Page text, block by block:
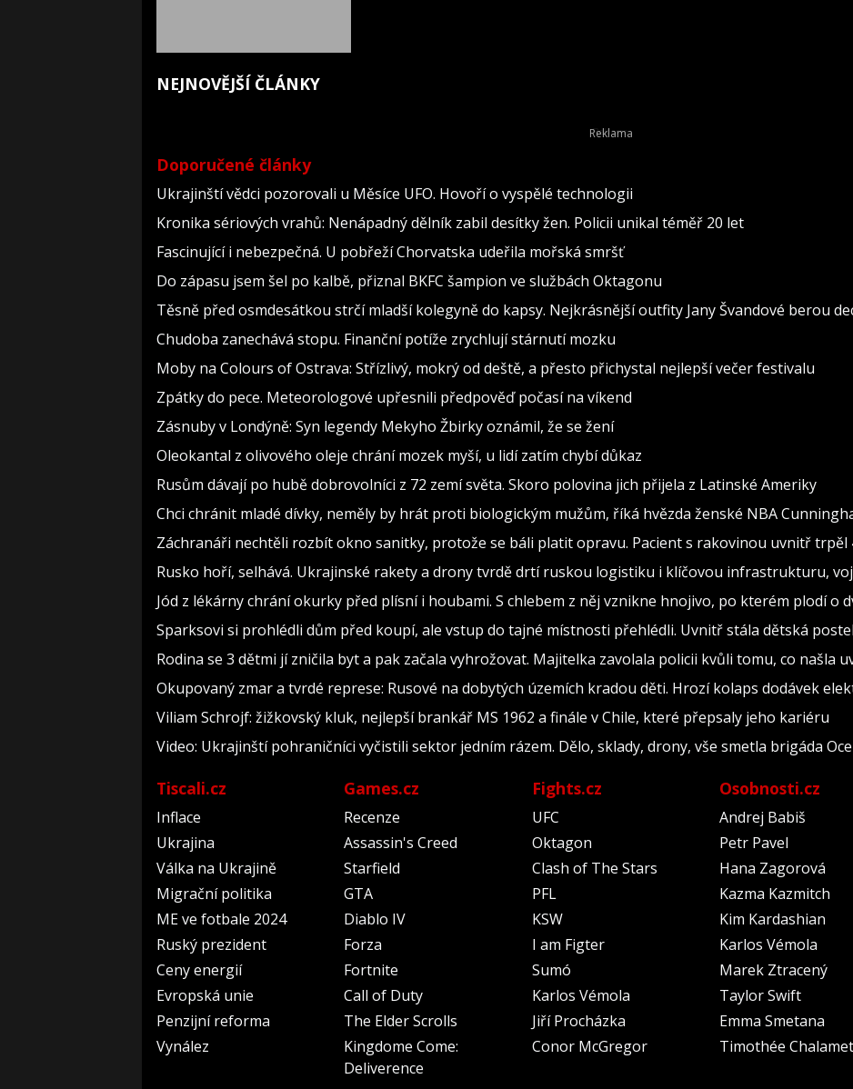
NEJNOVĚJŠÍ ČLÁNKY
Doporučené články
Ukrajinští vědci pozorovali u Měsíce UFO. Hovoří o vyspělé technologii
Kronika sériových vrahů: Nenápadný dělník zabil desítky žen. Policii unikal téměř 20 let
Fascinující i nebezpečná. U pobřeží Chorvatska udeřila mořská smršť
Do zápasu jsem šel po kalbě, přiznal BKFC šampion ve službách Oktagonu
Těsně před osmdesátkou strčí mladší kolegyně do kapsy. Nejkrásnější outfity Jany Švandové berou
Chudoba zanechává stopu. Finanční potíže zrychlují stárnutí mozku
Moby na Colours of Ostrava: Střízlivý, mokrý od deště, a přesto přichystal nejlepší večer festivalu
Zpátky do pece. Meteorologové upřesnili předpověď počasí na víkend
Zásnuby v Londýně: Syn legendy Mekyho Žbirky oznámil, že se žení
Oleokantal z olivového oleje chrání mozek myší, u lidí zatím chybí důkaz
Rusům dávají po hubě dobrovolníci z 72 zemí světa. Skoro polovina jich přijela z Latinské Ameriky
Chci chránit mladé dívky, neměly by hrát proti biologickým mužům, říká hvězda ženské NBA
Záchranáři nechtěli rozbít okno sanitky, protože se báli platit opravu. Pacient s rakovinou uvnitř trpěl
Rusko hoří, selhává. Ukrajinské rakety a drony tvrdě drtí ruskou logistiku i klíčovou infrastrukturu,
Jód z lékárny chrání okurky před plísní i houbami. S chlebem z něj vznikne hnojivo, po kterém plodí o
Sparksovi si prohlédli dům před koupí, ale vstup do tajné místnosti přehlédli. Uvnitř stála dětská postel
Rodina se 3 dětmi jí zničila byt a pak začala vyhrožovat. Majitelka zavolala policii kvůli tomu, co našla
Okupovaný zmar a tvrdé represe: Rusové na dobytých územích kradou děti. Hrozí kolaps dodávek
Viliam Schrojf: žižkovský kluk, nejlepší brankář MS 1962 a finále v Chile, které přepsaly jeho kariéru
Video: Ukrajinští pohraničníci vyčistili sektor jedním rázem. Dělo, sklady, drony, vše smetla brigáda
Tiscali.cz
Inflace
Ukrajina
Válka na Ukrajině
Migrační politika
ME ve fotbale 2024
Ruský prezident
Ceny energií
Evropská unie
Penzijní reforma
Vynález
Games.cz
Recenze
Assassin's Creed
Starfield
GTA
Diablo IV
Forza
Fortnite
Call of Duty
The Elder Scrolls
Kingdome Come:
Deliverence
Fights.cz
UFC
Oktagon
Clash of The Stars
PFL
KSW
I am Figter
Sumó
Karlos Vémola
Jiří Procházka
Conor McGregor
Osobnosti.cz
Andrej Babiš
Petr Pavel
Hana Zagorová
Kazma Kazmitch
Kim Kardashian
Karlos Vémola
Marek Ztracený
Taylor Swift
Emma Smetana
Timothée Chalamet